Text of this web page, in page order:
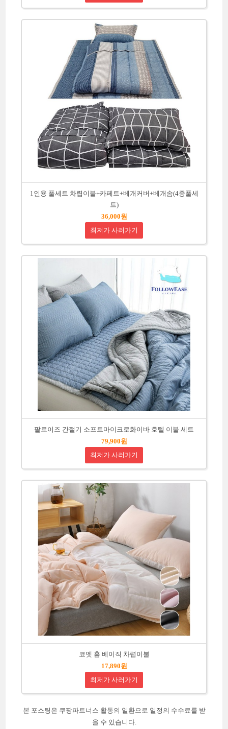
1인용 풀세트 차렵이불+카페트+베개커버+베개솜(4종풀세
트)
36,000원
최저가 사러가기
팔로이즈 간절기 소프트마이크로화이바 호텔 이불 세트
79,900원
최저가 사러가기
코멧 홈 베이직 차렵이불
17,890원
최저가 사러가기
본 포스팅은 쿠팡파트너스 활동의 일환으로 일정의 수수료를 받
을 수 있습니다.